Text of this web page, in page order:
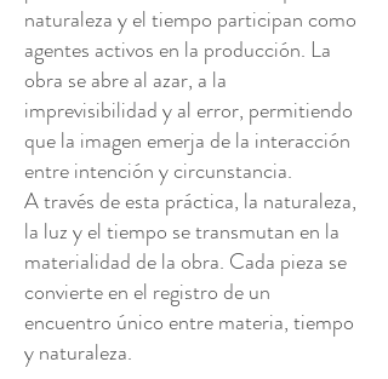
naturaleza y el tiempo participan como
agentes activos en la producción. La
obra se abre al azar, a la
imprevisibilidad y al error, permitiendo
que la imagen emerja de la interacción
entre intención y circunstancia.
A través de esta práctica, la naturaleza,
la luz y el tiempo se transmutan en la
materialidad de la obra. Cada pieza se
convierte en el registro de un
encuentro único entre materia, tiempo
y naturaleza.